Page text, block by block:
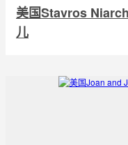
美国Stavros
儿